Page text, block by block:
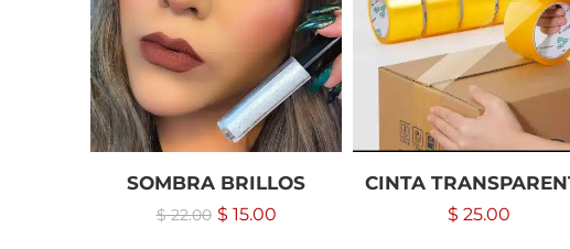
SOMBRA BRILLOS
$22.00 $ 15.00
CINTA
$ 25.00